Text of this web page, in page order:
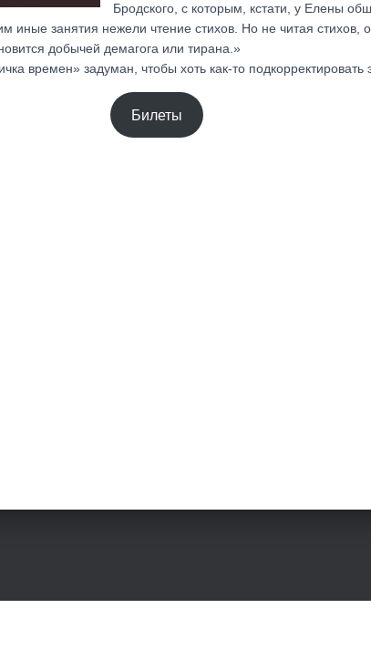
Бродского, с которым, кстати, у Елены
занятия нежели чтение стихов. Но не читая стихов,
добычей демагога или тирана.»
времен» задуман, чтобы хоть как-то подкорректировать
Билеты